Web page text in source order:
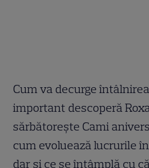
Cum va decurge
important descoperă
sărbătorește Cami
cum evoluează lucrurile
dar și ce se întâmplă cu